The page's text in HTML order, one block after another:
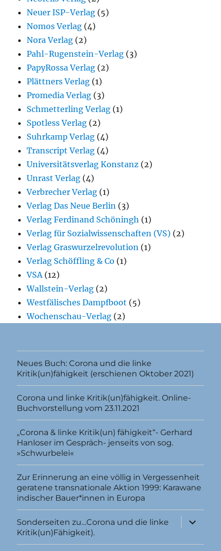
Neuer ISP-Verlag (5)
Nomos Verlag (4)
Nora Verlag (2)
Pahl-Rugenstein-Verlag (3)
PapyRossa Verlag (2)
Plättners Verlag (1)
Promedia Verlag (3)
Schmetterling Verlag (1)
Spotless Verlag (2)
Suhrkamp Verlag (4)
Transcript Verlag (4)
Universitätsverlag Konstanz (2)
Unrast Verlag (4)
Verbrecher Verlag (1)
Verlag Das Neue Berlin (3)
Verlag Ferdinand Schöningh (1)
Verlag für Sozialwissenschaften (VS) (2)
Verlag Graswurzelrevolution (1)
Verlag Schöffling & Co (1)
VSA(12)
Wallstein-Verlag (2)
Westfälisches Dampfboot (5)
Wochenschau-Verlag (2)
Neues Buch: Corona und die linke
Kritik(un)fähigkeit (erschienen Oktober 2021)
Corona und linke Kritik(un)fähigkeit. Online-
Buchvorstellung vom 23.11.2021
„Corona & linke Kritik(un) fähigkeit“- Gerhard
Hanloser im Gespräch- jenseits von sog.
»Schwurbelei«
Zur Erinnerung an eine völlig in Vergessenheit
geratene transnationale Aktion 1999: Karawane
indischer Bauer*innen in Europa
Sonderseiten zu…Corona und die linke
Kritik(un)Fähigkeit).
anzeigen